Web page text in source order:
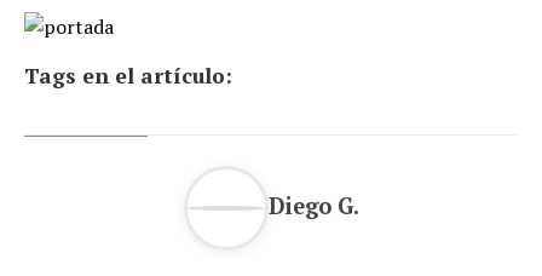
Tags en el artículo:
Diego G.